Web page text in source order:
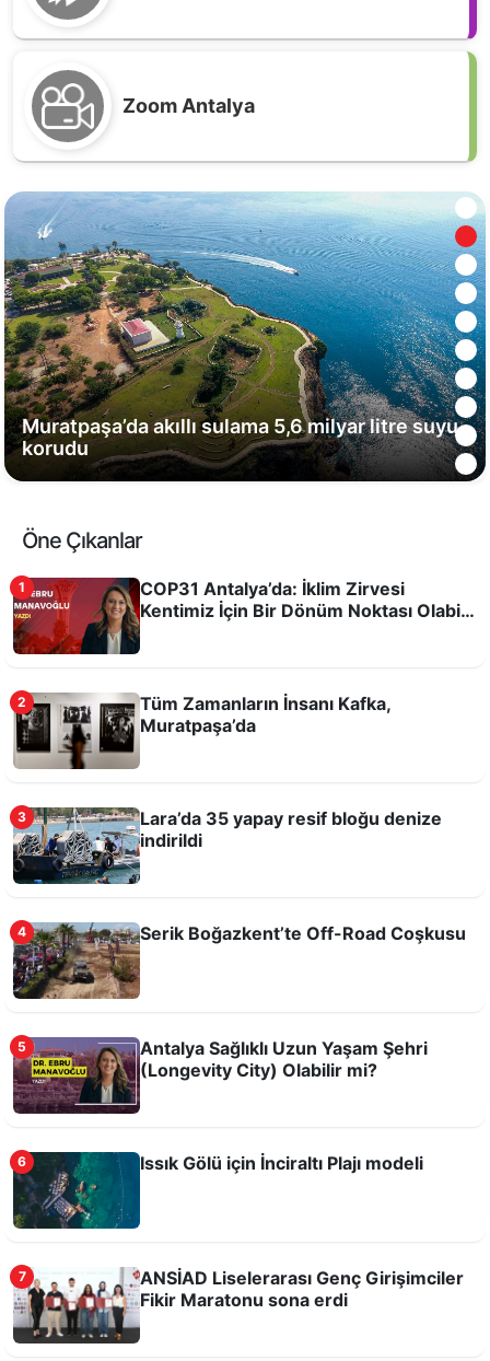
Zoom Antalya
Antalya'da Haftanın En Çok Okunan Kitapları
Muratpaşa’da akıllı sulama 5,6 milyar litre suyu
korudu
Odysseus'un filmi kitabına ilgiyi artırdı
Konseri
Bilim, teknoloji ve üretim Antalya Tarım
Teknokenti'nde buluşacak
Öne Çıkanlar
1
COP31 Antalya’da: İklim Zirvesi
Kentimiz İçin Bir Dönüm Noktası Olabilir
2
Tüm Zamanların İnsanı Kafka,
Muratpaşa’da
3
Lara’da 35 yapay resif bloğu denize
indirildi
4 Serik Boğazkent’te Off-Road Coşkusu
5
Antalya Sağlıklı Uzun Yaşam Şehri
(Longevity City) Olabilir mi?
6 Issık Gölü için İnciraltı Plajı modeli
7
ANSİAD Liselerarası Genç Girişimciler
Fikir Maratonu sona erdi